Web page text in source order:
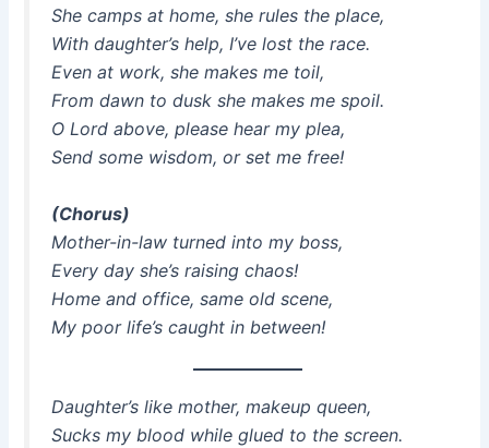
She camps at home, she rules the place,
With daughter’s help, I’ve lost the race.
Even at work, she makes me toil,
From dawn to dusk she makes me spoil.
O Lord above, please hear my plea,
Send some wisdom, or set me free!
(Chorus)
Mother-in-law turned into my boss,
Every day she’s raising chaos!
Home and office, same old scene,
My poor life’s caught in between!
Daughter’s like mother, makeup queen,
Sucks my blood while glued to the screen.